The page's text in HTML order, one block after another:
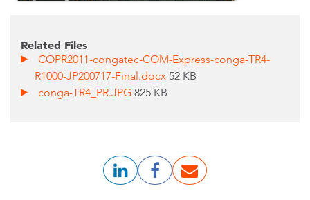
Related Files
COPR2011-congatec-COM-Express-conga-TR4-
R1000-JP200717-Final.docx 52 KB
conga-TR4_PR.JPG825 KB